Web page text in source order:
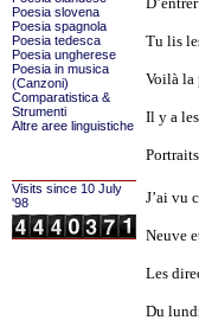
Poesia slovena
Poesia spagnola
Poesia tedesca
Poesia ungherese
Poesia in musica
(Canzoni)
Comparatistica &
Strumenti
Altre aree linguistiche
Visits since 10 July
'98
Tu lis
Voilà la
Il y a
J’ai vu
Neuve
Les
Du